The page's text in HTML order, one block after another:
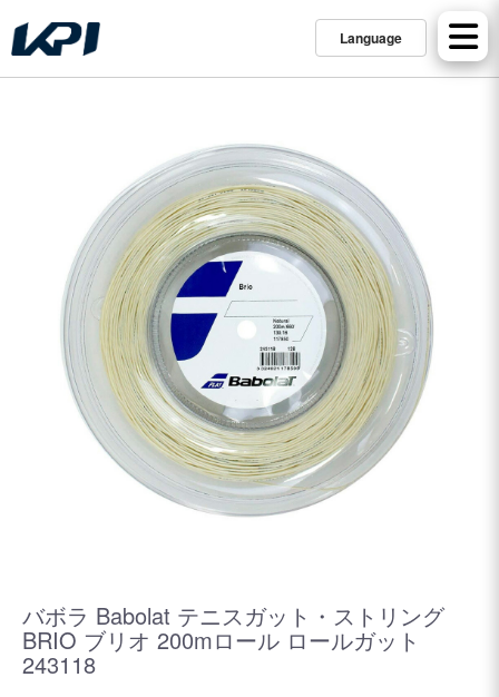
Language
バボラ Babolat テニスガット・ストリング
BRIO ブリオ 200mロール ロールガット
243118